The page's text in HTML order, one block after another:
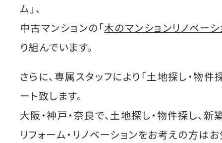
ム」、
中古マンションの「木のマンションリノベーシ
り組んでいます。
さらに、専属スタッフにより「土地探し・物件
ート致します。
大阪・神戸・奈良で、土地探し・物件探し、新
リフォーム・リノベーションをお考えの方は